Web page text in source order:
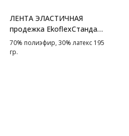
ЛЕНТА ЭЛАСТИЧНАЯ
продежка EkoflexСтандарт
GAMMA
70% полиэфир, 30% латекс 195
гр.